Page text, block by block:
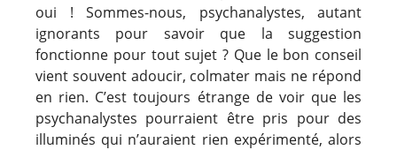
oui ! Sommes-nous, psychanalystes, autant
ignorants pour savoir que la suggestion
fonctionne pour tout sujet ? Que le bon conseil
vient souvent adoucir, colmater mais ne répond
en rien. C’est toujours étrange de voir que les
psychanalystes pourraient être pris pour des
illuminés qui n’auraient rien expérimenté, alors